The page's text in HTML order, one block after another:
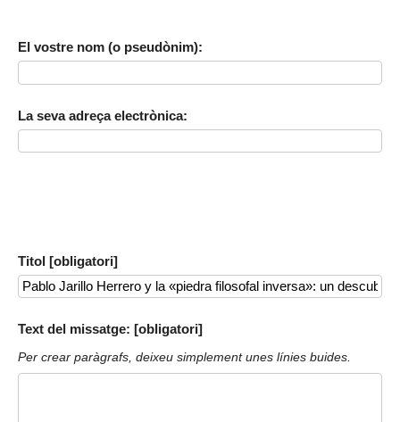
El vostre nom (o pseudònim):
La seva adreça electrònica:
Titol [obligatori]
Text del missatge: [obligatori]
Per crear paràgrafs, deixeu simplement unes línies buides.